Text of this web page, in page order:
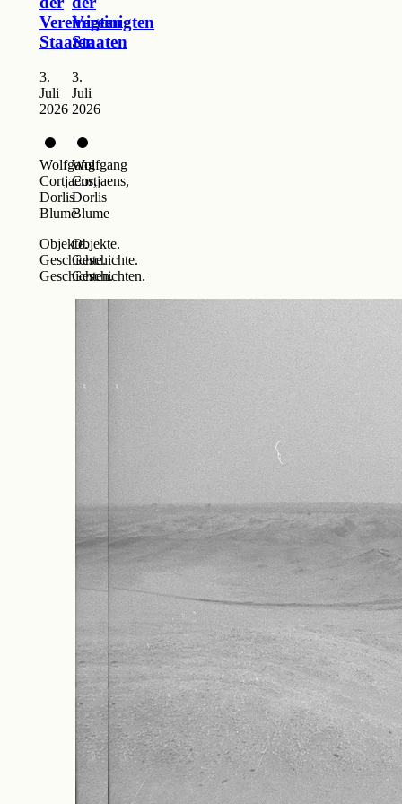
Vereinigten
Staaten
3.
Juli
2026
Wolfgang
Cortjaens,
Dorlis
Blume
Objekte.
Geschichte.
Geschichten.
Vereinigten
Staaten
3.
Juli
2026
Wolfgang
Cortjaens,
Dorlis
Blume
Objekte.
Geschichte.
Geschichten.